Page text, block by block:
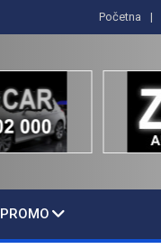
Početna
PROMO